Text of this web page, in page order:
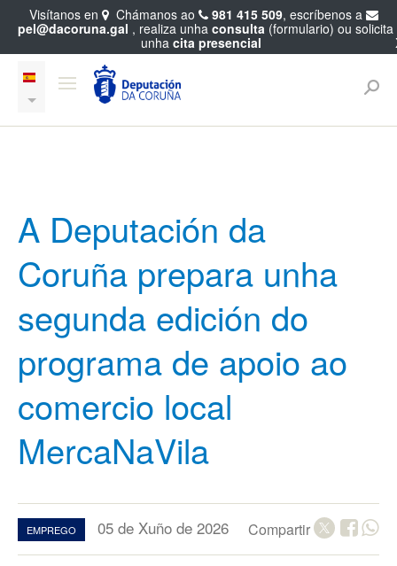
A Deputación da
Coruña prepara unha
segunda edición do
programa de apoio ao
comercio local
MercaNaVila
EMPREGO 05 de Xuño de 2026 Compartir
Visítanos en Chámanos ao 981 415 509, escríbenos a
pel@dacoruna.gal , realiza unha consulta(formulario) ou solicita
unha cita presencial